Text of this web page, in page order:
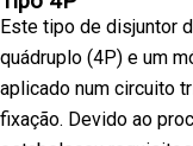
Este tipo de disjuntor
quádruplo (4P) e um
aplicado num circuito
fixação. Devido ao